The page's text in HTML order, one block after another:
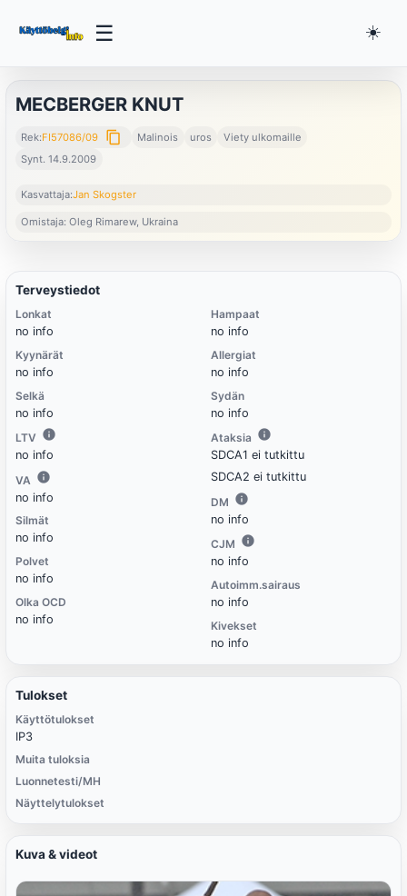
☰ ☀️
MECBERGER KNUT
Rek:FI57086/09 content_copy Malinois uros
Viety ulkomaille
Synt. 14.9.2009
Kasvattaja:Jan Skogster
Omistaja: Oleg Rimarew, Ukraina
Terveystiedot
Lonkat
no info
Kyynärät
no info
Selkä
no info
LTV
no info
VA
no info
Silmät
no info
Polvet
no info
Olka OCD
no info
Hampaat
no info
Allergiat
no info
Sydän
no info
Ataksia
SDCA1 ei tutkittu
SDCA2 ei tutkittu
DM
no info
CJM
no info
Autoimm.sairaus
no info
Kivekset
no info
Tulokset
Käyttötulokset
IP3
Muita tuloksia
Luonnetesti/MH
Näyttelytulokset
Kuva & videot